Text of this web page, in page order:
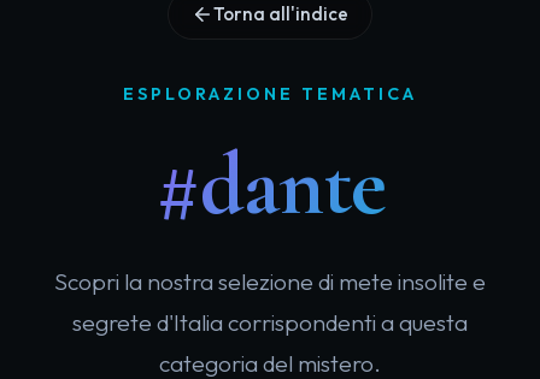
Torna all'indice
ESPLORAZIONE TEMATICA
#dante
Scopri la nostra selezione di mete insolite e
segrete d'Italia corrispondenti a questa
categoria del mistero.